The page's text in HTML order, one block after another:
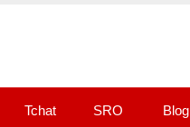
Tchat SRO Blog